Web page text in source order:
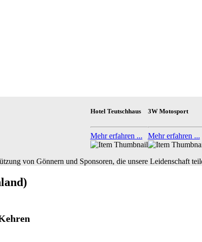
Hotel Teutschhaus
Mehr erfahren ...
3W Motosport
Mehr erfahren ...
von Gönnern und Sponsoren, die unsere Leidenschaft